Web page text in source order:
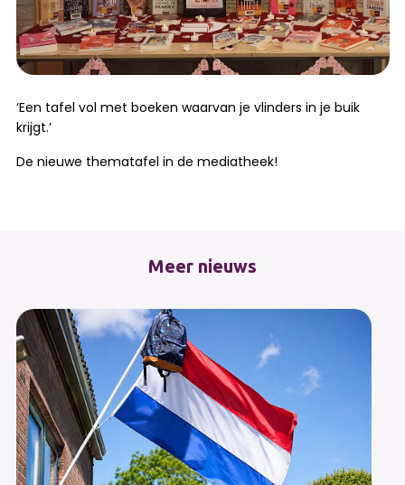
‘Een tafel vol met boeken waarvan je vlinders in je buik
krijgt.’
De nieuwe thematafel in de mediatheek!
Meer nieuws